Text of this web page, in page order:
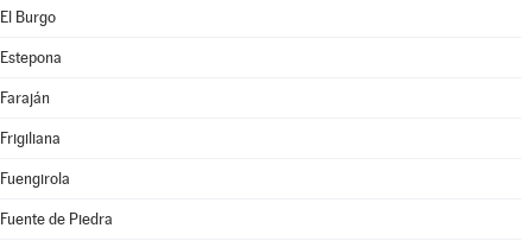
El Burgo
Estepona
Faraján
Frigiliana
Fuengirola
Fuente de Piedra